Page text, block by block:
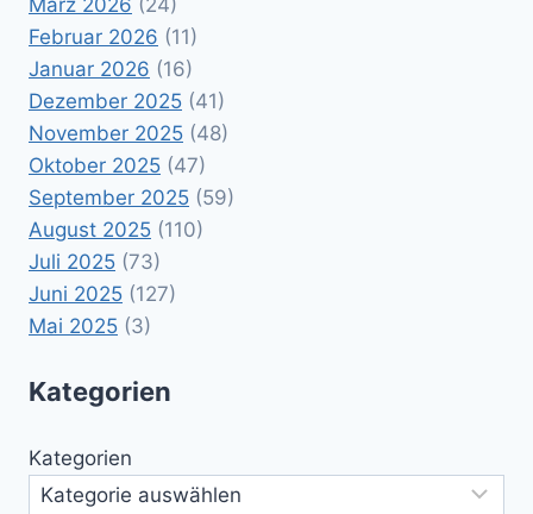
Februar 2026 (11)
Januar 2026 (16)
Dezember 2025 (41)
November 2025 (48)
Oktober 2025 (47)
September 2025 (59)
August 2025 (110)
Juli 2025 (73)
Juni 2025 (127)
Mai 2025 (3)
Kategorien
Kategorien